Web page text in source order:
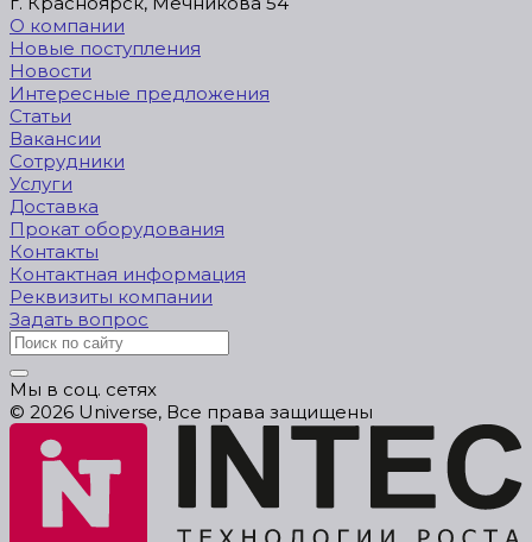
О компании
Новые поступления
Новости
Интересные предложения
Статьи
Вакансии
Сотрудники
Услуги
Доставка
Прокат оборудования
Контакты
Контактная информация
Реквизиты компании
Задать вопрос
Мы в соц. сетях
© 2026 Universe, Все права защищены